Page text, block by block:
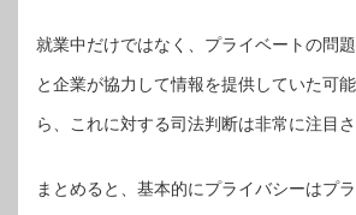
就業中だけではなく、プライベートの問
と企業が協力して情報を提供していた可
ら、これに対する司法判断は非常に注目さ
まとめると、基本的にプライバシーはプ